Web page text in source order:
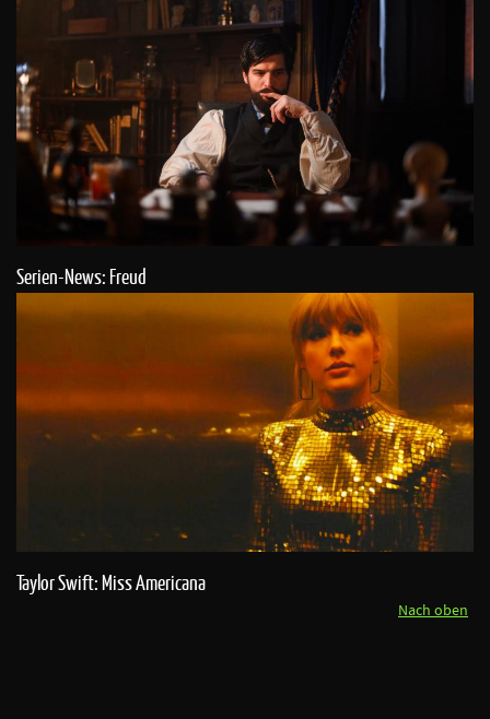
Serien-News: Freud
Taylor Swift: Miss Americana
Nach oben